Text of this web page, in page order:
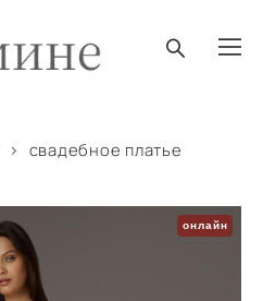
> свадебное платье
онлайн